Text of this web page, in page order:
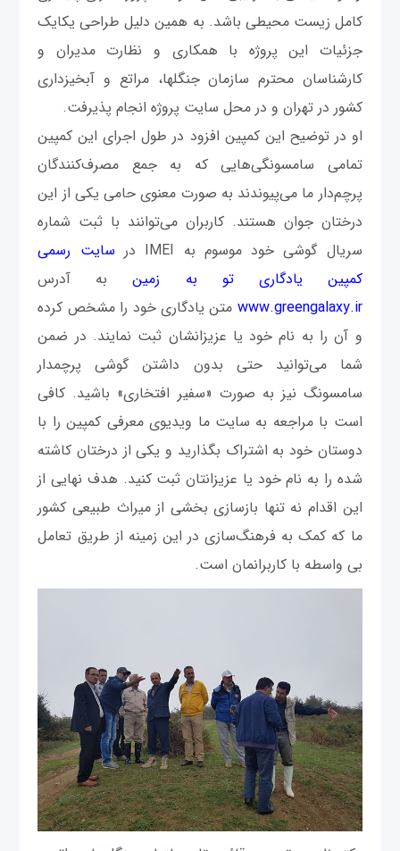
کامل زیست محیطی باشد. به همین دلیل طراحی یکایک
جزئیات این پروژه با همکاری و نظارت مدیران و
کارشناسان محترم سازمان جنگلها، مراتع و آبخیزداری
کشور در تهران و در محل سایت پروژه انجام پذیرفت.
او در توضیح این کمپین افزود در طول اجرای این کمپین
تمامی سامسونگی‌هایی که به جمع مصرف‌کنندگان
پرچم‌دار ما می‌پیوندند به صورت معنوی حامی یکی از این
درختان جوان هستند. کاربران می‌توانند با ثبت شماره
سریال گوشی خود موسوم به IMEI در
سایت رسمی
کمپین یادگاری تو به زمینبه آدرس
www.greengalaxy.ir متن یادگاری خود را مشخص کرده
و آن را به نام خود یا عزیزانشان ثبت نمایند. در ضمن
شما می‌توانید حتی بدون داشتن گوشی پرچمدار
سامسونگ نیز به صورت «سفیر افتخاری» باشید. کافی
است با مراجعه به سایت ما ویدیوی معرفی کمپین را با
دوستان خود به اشتراک بگذارید و یکی از درختان کاشته
شده را به نام خود یا عزیزانتان ثبت کنید. هدف نهایی از
این اقدام نه تنها بازسازی بخشی از میراث طبیعی کشور
ما که کمک به فرهنگ‌سازی در این زمینه از طریق تعامل
بی واسطه با کاربرانمان است.